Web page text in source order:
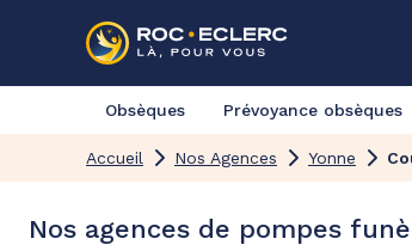
Obsèques Prévoyance obsèques
Accueil Nos Agences Yonne
Nos agences de pompes